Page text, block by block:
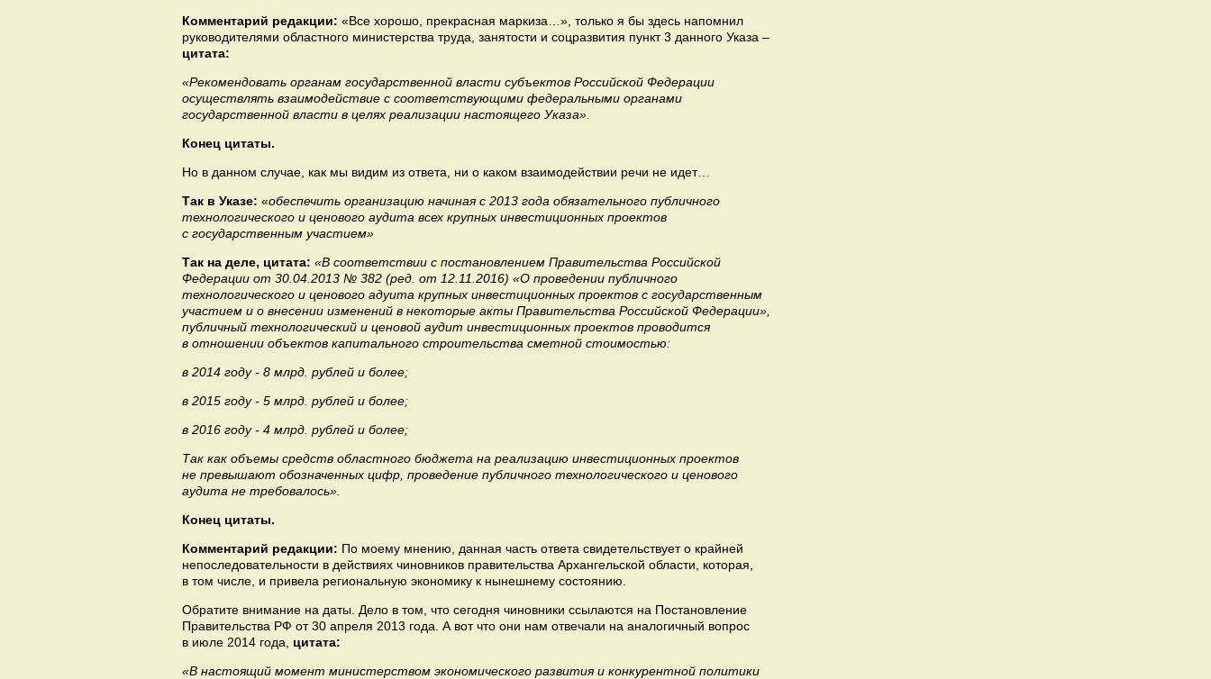
Комментарий редакции: «Все хорошо, прекрасная маркиза…», только я бы здесь напомнил
руководителями областного министерства труда, занятости и соцразвития пункт 3 данного Указа –
цитата:
«Рекомендовать органам государственной власти субъектов Российской Федерации
осуществлять взаимодействие с соответствующими федеральными органами
государственной власти в целях реализации настоящего Указа».
Конец цитаты.
Но в данном случае, как мы видим из ответа, ни о каком взаимодействии речи не идет…
Так в Указе: «обеспечить организацию начиная с 2013 года обязательного публичного
технологического и ценового аудита всех крупных инвестиционных проектов
с государственным участием»
Так на деле, цитата: «В соответствии с постановлением Правительства Российской
Федерации от 30.04.2013 № 382 (ред. от 12.11.2016) «О проведении публичного
технологического и ценового адуита крупных инвестиционных проектов с государственным
участием и о внесении изменений в некоторые акты Правительства Российской Федерации»,
публичный технологический и ценовой аудит инвестиционных проектов проводится
в отношении объектов капитального строительства сметной стоимостью:
в 2014 году - 8 млрд. рублей и более;
в 2015 году - 5 млрд. рублей и более;
в 2016 году - 4 млрд. рублей и более;
Так как объемы средств областного бюджета на реализацию инвестиционных проектов
не превышают обозначенных цифр, проведение публичного технологического и ценового
аудита не требовалось».
Конец цитаты.
Комментарий редакции: По моему мнению, данная часть ответа свидетельствует о крайней
непоследовательности в действиях чиновников правительства Архангельской области, которая,
в том числе, и привела региональную экономику к нынешнему состоянию.
Обратите внимание на даты. Дело в том, что сегодня чиновники ссылаются на Постановление
Правительства РФ от 30 апреля 2013 года. А вот что они нам отвечали на аналогичный вопрос
в июле 2014 года, цитата:
«В настоящий момент министерством экономического развития и конкурентной политики